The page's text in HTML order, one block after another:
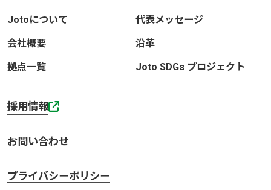
Jotoについて 代表メッセージ
会社概要 沿革
拠点一覧 Joto SDGs プロジェクト
採用情報
お問い合わせ
プライバシーポリシー